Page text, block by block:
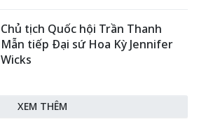
Chủ tịch Quốc hội Trần Thanh
Mẫn tiếp Đại sứ Hoa Kỳ Jennifer
Wicks
XEM THÊM